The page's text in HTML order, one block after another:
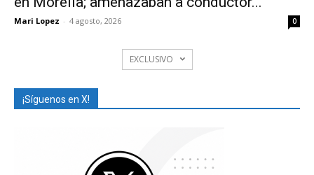
Mari Lopez - 4 agosto, 2026 0
EXCLUSIVO
¡Síguenos en X!